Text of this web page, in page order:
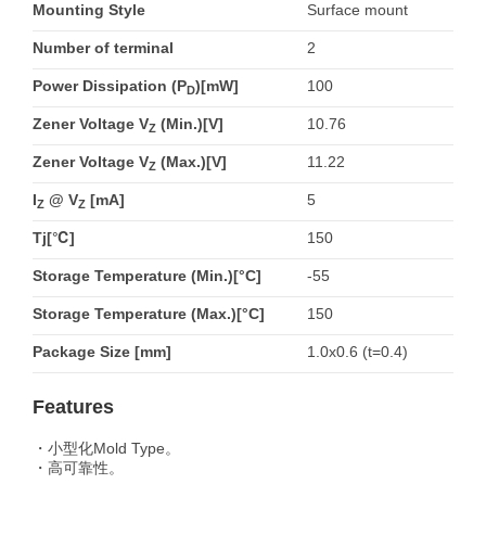
Mounting Style Surface mount
Number of terminal 2
Power Dissipation (PD)[mW] 100
Zener Voltage VZ (Min.)[V] 10.76
Zener Voltage VZ (Max.)[V] 11.22
IZ @ VZ [mA] 5
Tj[℃] 150
Storage Temperature (Min.)[°C] -55
Storage Temperature (Max.)[°C] 150
Package Size [mm] 1.0x0.6 (t=0.4)
Features
・小型化Mold Type。
・高可靠性。